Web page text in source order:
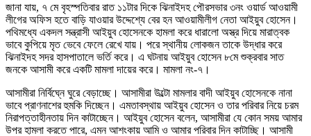
জানা যায়, ৭ মে বৃহস্পতিবার রাত ১১টার দিকে ঝিনাইদহ পৌরসভার ৩নং ওয়ার্ড আওয়ামী
লীগের অফিস হতে বাড়ি যাওয়ার উদ্দেশ্যে বের হন আওয়ামীলীগ নেতা আইয়ুব হোসেন।
পথিমধ্যে একদল সন্ত্রাসী আইয়ুব হোসেনকে হামলা করে ধারালো অস্ত্র দিয়ে মারাত্বক
ভাবে কুপিয়ে মৃত ভেবে ফেলে রেখে যায়। পরে স্থানীয় লোকজন তাকে উদ্ধার করে
ঝিনাইদহ সদর হাসপাতালে ভর্তি করে। এ ঘটনায় আইয়ুব হোসেন ৮মে শুক্রবার সাত
জনকে আসামী করে একটি মামলা দায়ের করে। মামলা নং-৭।
আসামীরা নির্বিঘ্নে ঘুরে বেড়াচ্ছে। আসামীরা উল্টো মামলার বাদী আইয়ুব হোসেনকে নানা
ভাবে প্রাণনাশের হুমকি দিচ্ছেন। এমতাবস্থায় আইয়ুব হোসেন ও তার পরিবার নিয়ে চরম
নিরাপত্তাহীনতায় দিন কাটাচ্ছেন। আইয়ুব হোসেন বলেন, আসামীরা যে কোন সময় আমার
উপর হামলা করতে পারে, এমন আশংকায় আমি ও আমার পরিবার দিন কাটাচ্ছি। আসামী